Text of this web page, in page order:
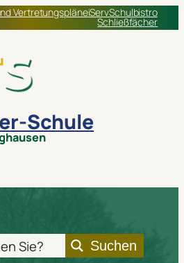
VertretungspläneiServSchulbistro
Schließfächer
Schule
Suchen